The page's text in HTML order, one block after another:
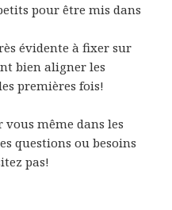
pour être mis dans
évidente à fixer sur
bien aligner les
premières fois!
vous même dans les
questions ou besoins
pas!